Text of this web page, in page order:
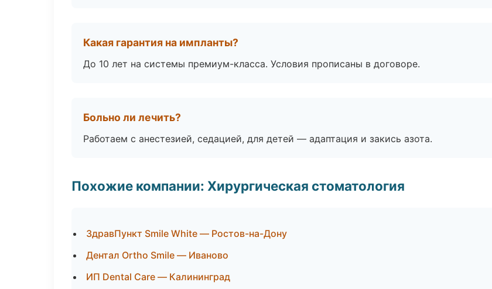
Какая гарантия на импланты?
До 10 лет на системы премиум-класса. Условия прописаны в договоре.
Больно ли лечить?
Работаем с анестезией, седацией, для детей — адаптация и закись азота.
Похожие компании: Хирургическая стоматология
ЗдравПункт Smile White — Ростов-на-Дону
Дентал Ortho Smile — Иваново
ИП Dental Care — Калининград